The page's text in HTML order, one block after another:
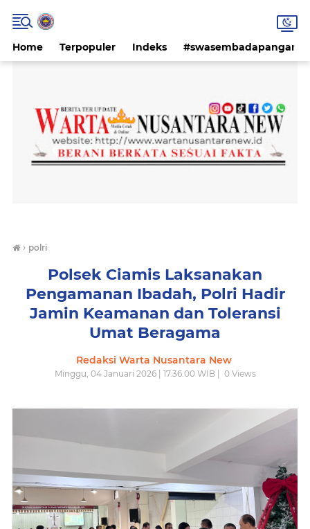
Home Terpopuler Indeks #swasembadapangan
› polri
Polsek Ciamis Laksanakan
Pengamanan Ibadah, Polri Hadir
Jamin Keamanan dan Toleransi
Umat Beragama
Redaksi Warta Nusantara New
Minggu, 04 Januari 2026 | 17.36.00 WIB | 0Views